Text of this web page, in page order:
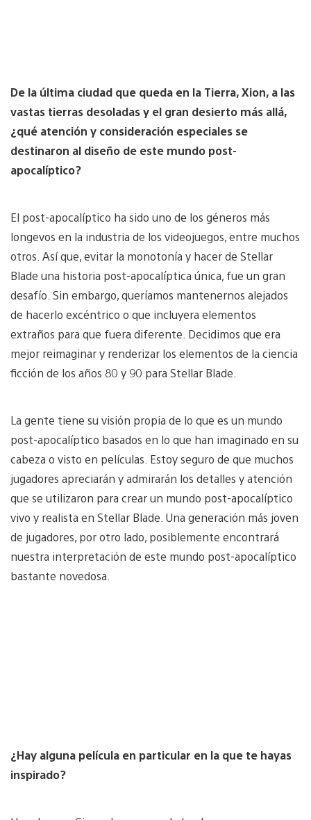
De la última ciudad que queda en la Tierra, Xion, a las
vastas tierras desoladas y el gran desierto más allá,
¿qué atención y consideración especiales se
destinaron al diseño de este mundo post-
apocalíptico?
El post-apocalíptico ha sido uno de los géneros más
longevos en la industria de los videojuegos, entre muchos
otros. Así que, evitar la monotonía y hacer de Stellar
Blade una historia post-apocalíptica única, fue un gran
desafío. Sin embargo, queríamos mantenernos alejados
de hacerlo excéntrico o que incluyera elementos
extraños para que fuera diferente. Decidimos que era
mejor reimaginar y renderizar los elementos de la ciencia
ficción de los años 80 y 90 para Stellar Blade.
La gente tiene su visión propia de lo que es un mundo
post-apocalíptico basados en lo que han imaginado en su
cabeza o visto en películas. Estoy seguro de que muchos
jugadores apreciarán y admirarán los detalles y atención
que se utilizaron para crear un mundo post-apocalíptico
vivo y realista en Stellar Blade. Una generación más joven
de jugadores, por otro lado, posiblemente encontrará
nuestra interpretación de este mundo post-apocalíptico
bastante novedosa.
¿Hay alguna película en particular en la que te hayas
inspirado?